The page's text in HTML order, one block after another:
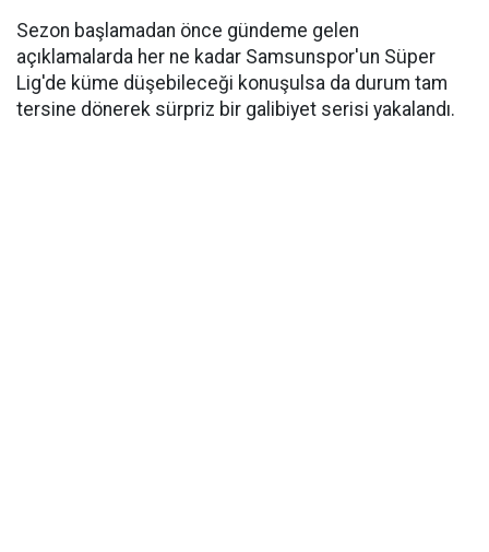
Sezon başlamadan önce gündeme gelen
açıklamalarda her ne kadar Samsunspor'un Süper
Lig'de küme düşebileceği konuşulsa da durum tam
tersine dönerek sürpriz bir galibiyet serisi yakalandı.